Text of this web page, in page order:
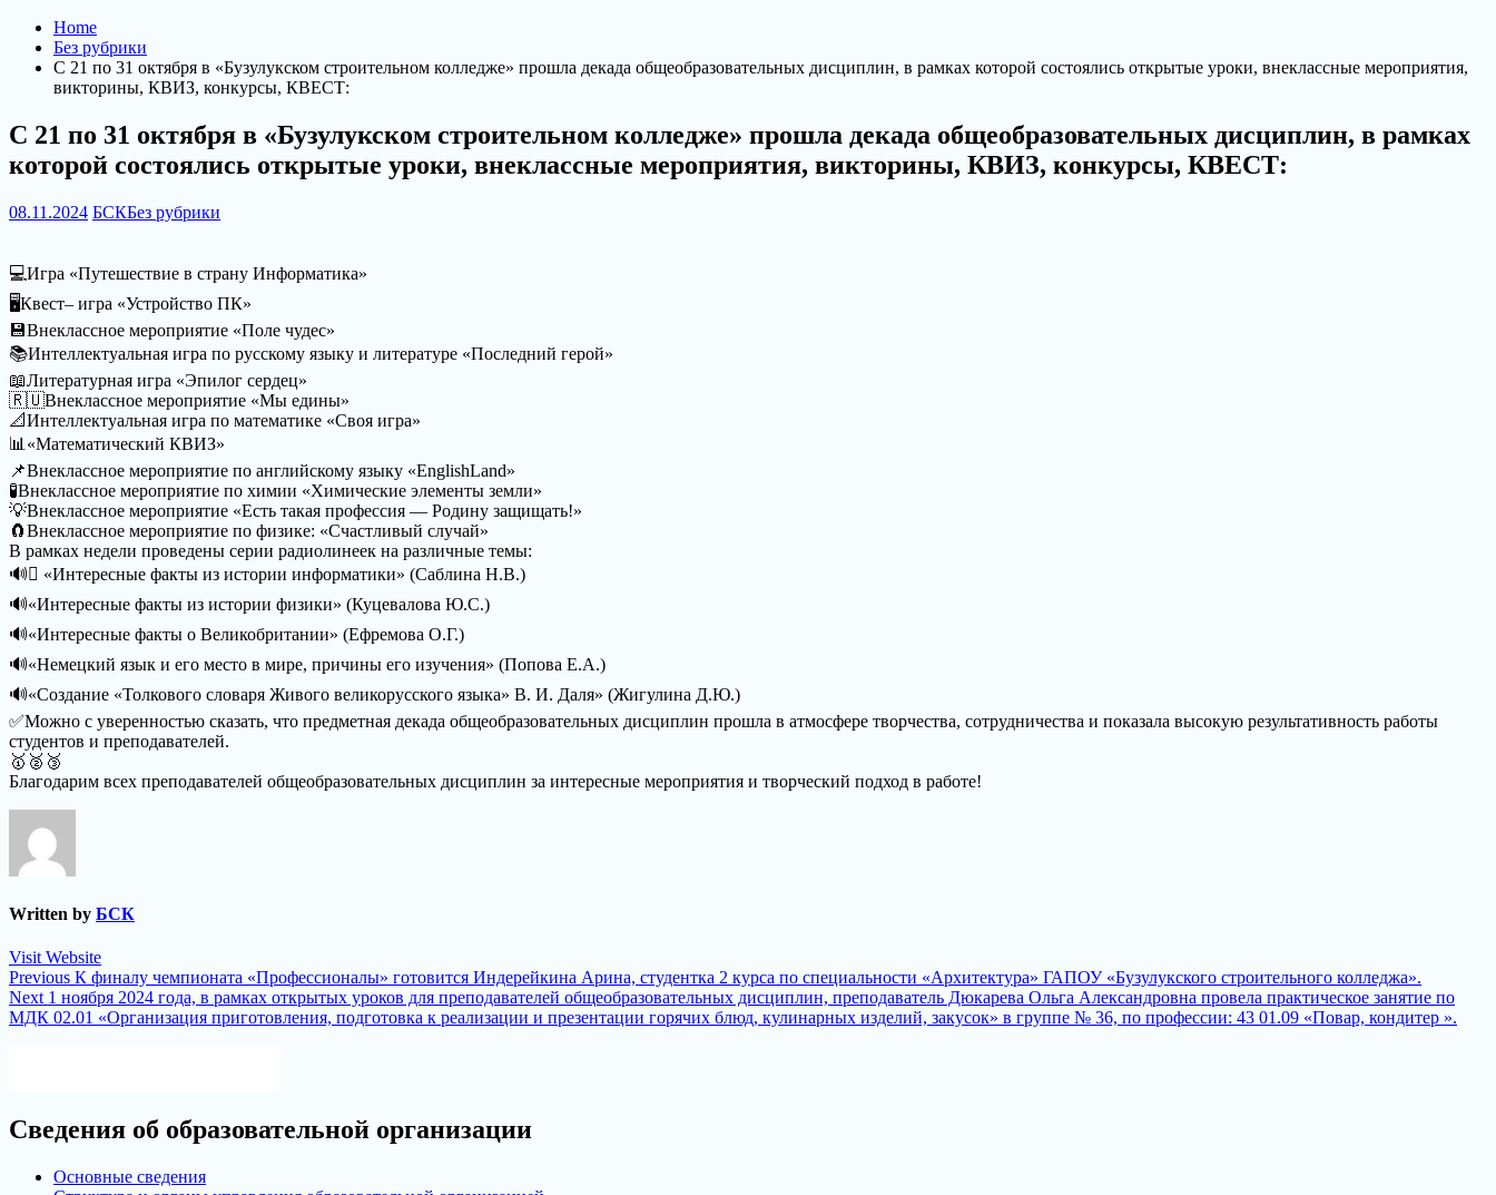
Home
Без рубрики
С 21 по 31 октября в «Бузулукском строительном колледже» прошла декада общеобразовательных дисциплин, в рамках которой состоялись открытые уроки, внеклассные мероприятия,
викторины, КВИЗ, конкурсы, КВЕСТ:
С 21 по 31 октября в «Бузулукском строительном колледже» прошла декада общеобразовательных дисциплин, в рамках
которой состоялись открытые уроки, внеклассные мероприятия, викторины, КВИЗ, конкурсы, КВЕСТ:
08.11.2024 БСКБез рубрики
💻Игра «Путешествие в страну Информатика»
🖥Квест– игра «Устройство ПК»
💾Внеклассное мероприятие «Поле чудес»
📚Интеллектуальная игра по русскому языку и литературе «Последний герой»
📖Литературная игра «Эпилог сердец»
🇷🇺Внеклассное мероприятие «Мы едины»
📐Интеллектуальная игра по математике «Своя игра»
📊«Математический КВИЗ»
📌Внеклассное мероприятие по английскому языку «EnglishLand»
🧪Внеклассное мероприятие по химии «Химические элементы земли»
💡Внеклассное мероприятие «Есть такая профессия — Родину защищать!»
🧲Внеклассное мероприятие по физике: «Счастливый случай»
В рамках недели проведены серии радиолинеек на различные темы:
🔊 «Интересные факты из истории информатики» (Саблина Н.В.)
🔊«Интересные факты из истории физики» (Куцевалова Ю.С.)
🔊«Интересные факты о Великобритании» (Ефремова О.Г.)
🔊«Немецкий язык и его место в мире, причины его изучения» (Попова Е.А.)
🔊«Создание «Толкового словаря Живого великорусского языка» В. И. Даля» (Жигулина Д.Ю.)
✅Можно с уверенностью сказать, что предметная декада общеобразовательных дисциплин прошла в атмосфере творчества, сотрудничества и показала высокую результативность работы
студентов и преподавателей.
🥇🥈🥉
Благодарим всех преподавателей общеобразовательных дисциплин за интересные мероприятия и творческий подход в работе!
Written by БСК
Visit Website
Навигация
по
Previous Previous
post:
К финалу чемпионата «Профессионалы» готовится Индерейкина Арина, студентка 2 курса по специальности «Архитектура» ГАПОУ «Бузулукского строительного колледжа».
Next Next
post:
1 ноября 2024 года, в рамках открытых уроков для преподавателей общеобразовательных дисциплин, преподаватель Дюкарева Ольга Александровна провела практическое занятие по
МДК 02.01 «Организация приготовления, подготовка к реализации и презентации горячих блюд, кулинарных изделий, закусок» в группе № 36, по профессии: 43 01.09 «Повар, кондитер ».
Сведения об образовательной организации
Основные сведения